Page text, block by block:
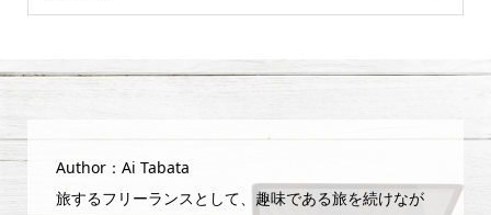
Author：Ai Tabata
旅するフリーランスとして、趣味である旅を続けなが